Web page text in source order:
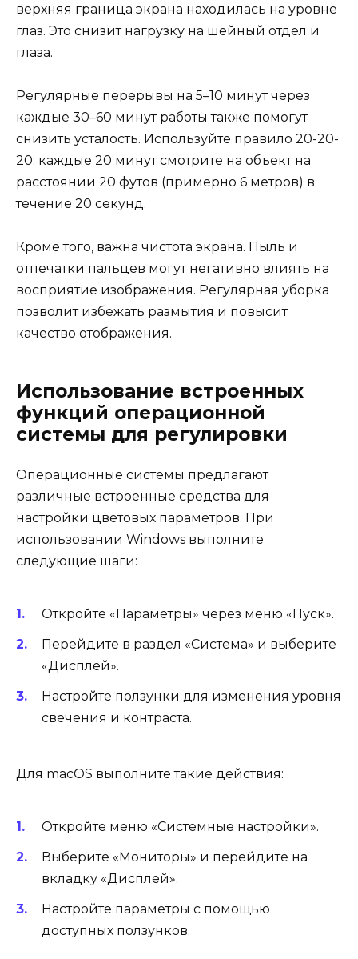
верхняя граница экрана находилась на уровне
глаз. Это снизит нагрузку на шейный отдел и
глаза.
Регулярные перерывы на 5–10 минут через
каждые 30–60 минут работы также помогут
снизить усталость. Используйте правило 20-20-
20: каждые 20 минут смотрите на объект на
расстоянии 20 футов (примерно 6 метров) в
течение 20 секунд.
Кроме того, важна чистота экрана. Пыль и
отпечатки пальцев могут негативно влиять на
восприятие изображения. Регулярная уборка
позволит избежать размытия и повысит
качество отображения.
Использование встроенных
функций операционной
системы для регулировки
Операционные системы предлагают
различные встроенные средства для
настройки цветовых параметров. При
использовании Windows выполните
следующие шаги:
Откройте «Параметры» через меню «Пуск».
Перейдите в раздел «Система» и выберите
«Дисплей».
Настройте ползунки для изменения уровня
свечения и контраста.
Для macOS выполните такие действия:
Откройте меню «Системные настройки».
Выберите «Мониторы» и перейдите на
вкладку «Дисплей».
Настройте параметры с помощью
доступных ползунков.